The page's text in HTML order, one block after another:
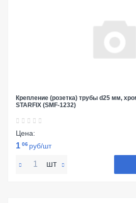
Крепление (розетка) трубы d25 мм,
STARFIX (SMF-1232)
Цена:
1 06 руб/шт
шт